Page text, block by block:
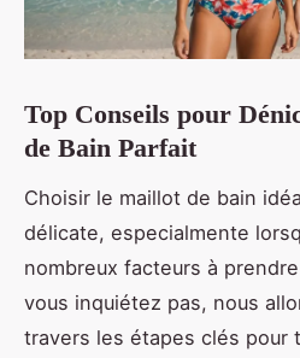
Top Conseils pour
de Bain Parfait
Choisir le maillot de bain
délicate, especialmente
nombreux facteurs à
vous inquiétez pas, nous
travers les étapes clés pour